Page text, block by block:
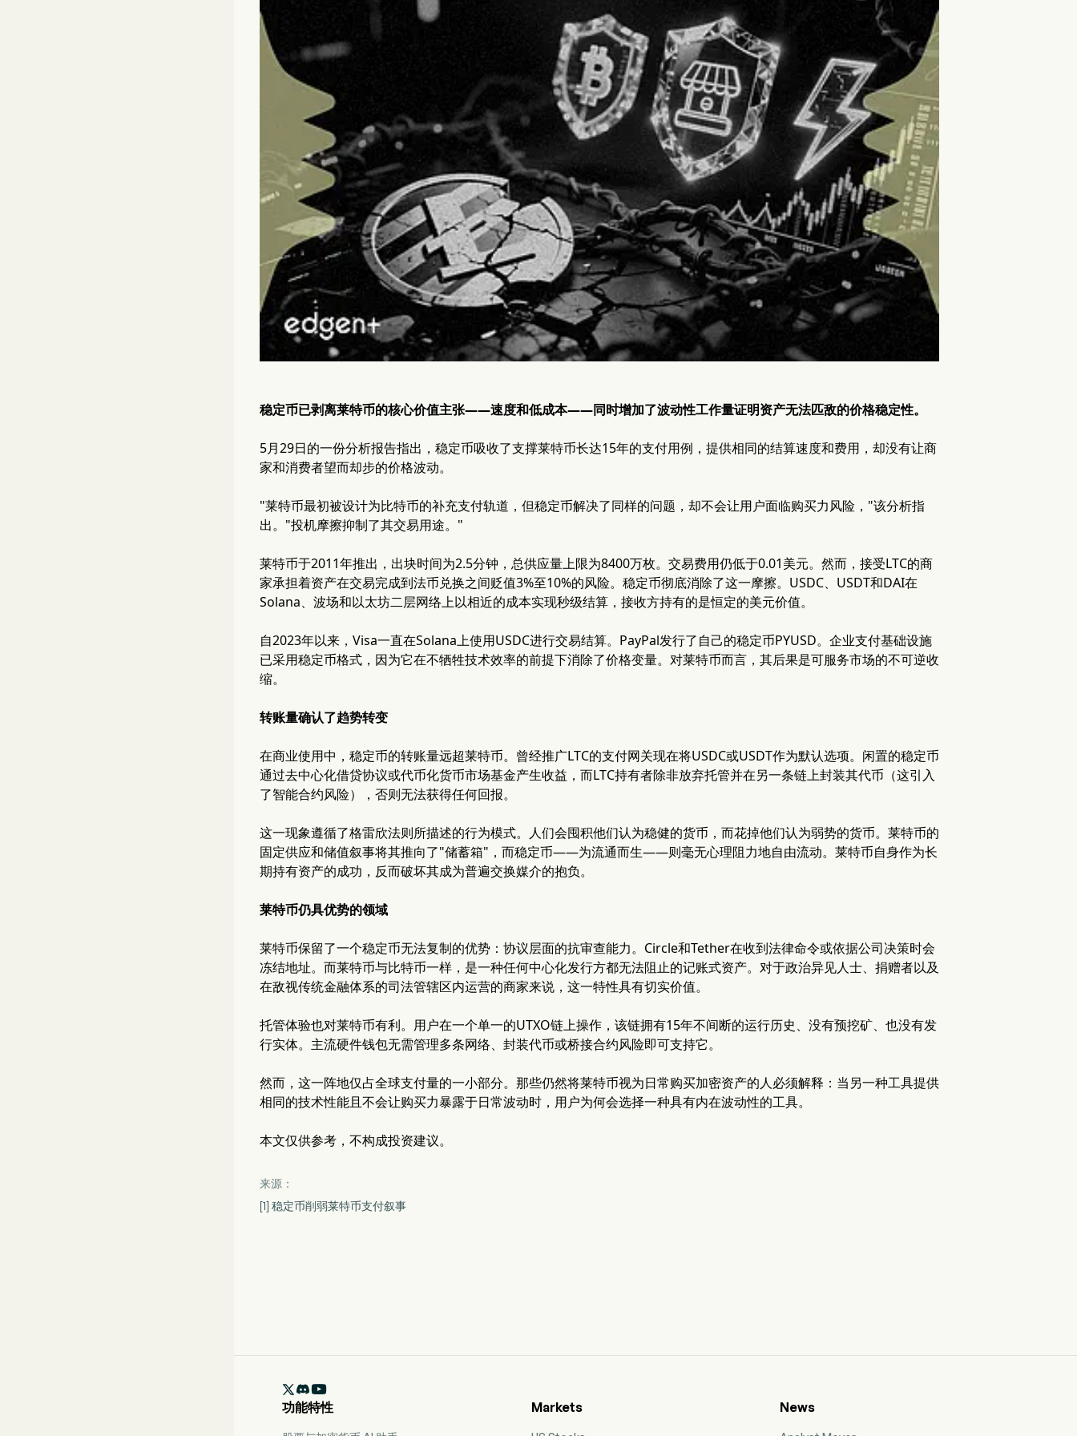
稳定币已剥离莱特币的核心价值主张——速度和低成本——同时增加了波动性工作量证明资产无法匹敌的价格稳定性。
5月29日的一份分析报告指出，稳定币吸收了支撑莱特币长达15年的支付用例，提供相同的结算速度和费用，却没有让商
家和消费者望而却步的价格波动。
"莱特币最初被设计为比特币的补充支付轨道，但稳定币解决了同样的问题，却不会让用户面临购买力风险，"该分析指
出。"投机摩擦抑制了其交易用途。"
莱特币于2011年推出，出块时间为2.5分钟，总供应量上限为8400万枚。交易费用仍低于0.01美元。然而，接受LTC的商
家承担着资产在交易完成到法币兑换之间贬值3%至10%的风险。稳定币彻底消除了这一摩擦。USDC、USDT和DAI在
Solana、波场和以太坊二层网络上以相近的成本实现秒级结算，接收方持有的是恒定的美元价值。
自2023年以来，Visa一直在Solana上使用USDC进行交易结算。PayPal发行了自己的稳定币PYUSD。企业支付基础设施
已采用稳定币格式，因为它在不牺牲技术效率的前提下消除了价格变量。对莱特币而言，其后果是可服务市场的不可逆收
缩。
转账量确认了趋势转变
在商业使用中，稳定币的转账量远超莱特币。曾经推广LTC的支付网关现在将USDC或USDT作为默认选项。闲置的稳定币
通过去中心化借贷协议或代币化货币市场基金产生收益，而LTC持有者除非放弃托管并在另一条链上封装其代币（这引入
了智能合约风险），否则无法获得任何回报。
这一现象遵循了格雷欣法则所描述的行为模式。人们会囤积他们认为稳健的货币，而花掉他们认为弱势的货币。莱特币的
固定供应和储值叙事将其推向了"储蓄箱"，而稳定币——为流通而生——则毫无心理阻力地自由流动。莱特币自身作为长
期持有资产的成功，反而破坏其成为普遍交换媒介的抱负。
莱特币仍具优势的领域
莱特币保留了一个稳定币无法复制的优势：协议层面的抗审查能力。Circle和Tether在收到法律命令或依据公司决策时会
冻结地址。而莱特币与比特币一样，是一种任何中心化发行方都无法阻止的记账式资产。对于政治异见人士、捐赠者以及
在敌视传统金融体系的司法管辖区内运营的商家来说，这一特性具有切实价值。
托管体验也对莱特币有利。用户在一个单一的UTXO链上操作，该链拥有15年不间断的运行历史、没有预挖矿、也没有发
行实体。主流硬件钱包无需管理多条网络、封装代币或桥接合约风险即可支持它。
然而，这一阵地仅占全球支付量的一小部分。那些仍然将莱特币视为日常购买加密资产的人必须解释：当另一种工具提供
相同的技术性能且不会让购买力暴露于日常波动时，用户为何会选择一种具有内在波动性的工具。
本文仅供参考，不构成投资建议。
来源：
[1] 稳定币削弱莱特币支付叙事

功能特性
Markets News